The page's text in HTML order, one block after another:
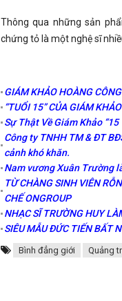
Thông qua những sản
chứng tỏ là một nghệ sĩ
GIÁM KHẢO HOÀNG
“TUỔI 15” CỦA GIÁM
Sự Thật Về Giám Khảo
Công ty TNHH TM & ĐT
cảnh khó khăn.
Nam vương Xuân Trường
TỪ CHÀNG SINH VIÊN
CHẾ ONGROUP
NHẠC SĨ TRƯỜNG HUY
SIÊU MẪU ĐỨC TIẾN BẤT
Bình đẳng giới Quảng